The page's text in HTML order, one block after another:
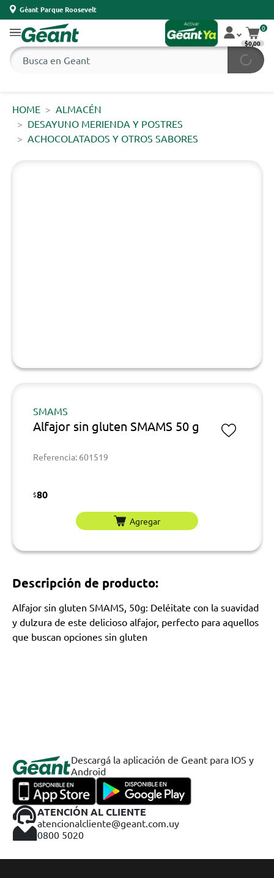
Géant Parque Roosevelt
0
$0,00
HOME
ALMACÉN
DESAYUNO MERIENDA Y POSTRES
ACHOCOLATADOS Y OTROS SABORES
SMAMS
Alfajor sin gluten SMAMS 50 g
Referencia: 601519
$80
Agregar
Descripción de producto:
Alfajor sin gluten SMAMS, 50g: Deléitate con la suavidad
y dulzura de este delicioso alfajor, perfecto para aquellos
que buscan opciones sin gluten
Descargá la aplicación de Geant para IOS y
Android
ATENCIÓN AL CLIENTE
atencionalcliente@geant.com.uy
0800 5020